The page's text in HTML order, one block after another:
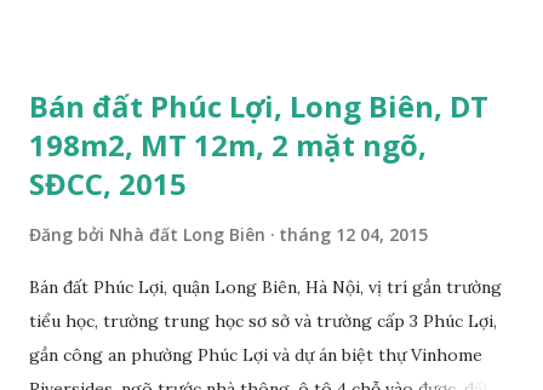
sach-nha-dat-ban-tai-thach-ban-thang-11-2015/ Vị trí nhà
mặt phố Ngô Gia Tự, Long Biên ở bản đồ bên dưới:
Bán đất Phúc Lợi, Long Biên, DT
198m2, MT 12m, 2 mặt ngõ,
SĐCC, 2015
Đăng bởi Nhà đất Long Biên tháng 12 04, 2015
Bán đất Phúc Lợi, quận Long Biên, Hà Nội, vị trí gần trường
tiểu học, trường trung học sơ sở và trường cấp 3 Phúc Lợi,
gần công an phường Phúc Lợi và dự án biệt thự Vinhome